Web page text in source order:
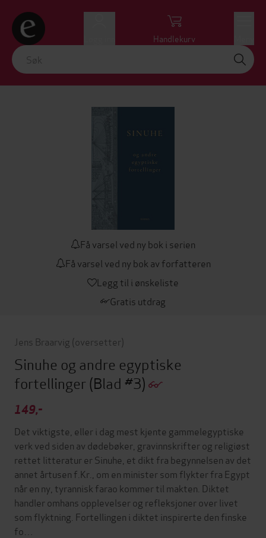
Handlekurv
Få varsel ved ny bok i serien
Få varsel ved ny bok av forfatteren
Legg til i ønskeliste
Gratis utdrag
Jens Braarvig (oversetter)
Sinuhe og andre egyptiske
fortellinger(Blad #3)
149,-
Det viktigste, eller i dag mest kjente gammelegyptiske
verk ved siden av dødebøker, gravinnskrifter og religiøst
rettet litteratur er Sinuhe, et dikt fra begynnelsen av det
annet årtusen f.Kr., om en minister som flykter fra Egypt
når en ny, tyrannisk farao kommer til makten. Diktet
handler omhans opplevelser og refleksjoner over livet
som flyktning. Fortellingen i diktet inspirerte den finske
fo…